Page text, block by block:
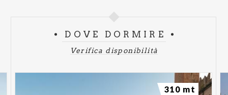
DOVE DORMIRE
Verifica disponibilità
310 mt